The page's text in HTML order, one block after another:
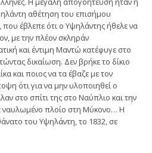
αθέτηση του επισήμου
έβλεπε ότι ο Υψηλάντης ήθελε να
με την πλέον σκληράν
και έντιμη Μαντώ κατέφυγε στο
δικαίωση. Δεν βρήκε το δίκιο
και ποιος να τα έβαζε με τον
ότι για να μην υλοποιηθεί ο
στο σπίτι της στο Ναύπλιο και την
ναυλωμένο πλοίο στη Μύκονο… Η
του Υψηλάντη, το 1832, σε